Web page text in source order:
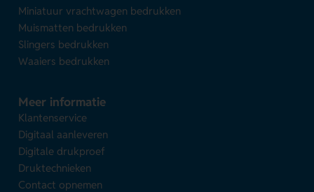
Miniatuur vrachtwagen bedrukken
Muismatten bedrukken
Slingers bedrukken
Waaiers bedrukken
Meer informatie
Klantenservice
Digitaal aanleveren
Digitale drukproef
Druktechnieken
Contact opnemen